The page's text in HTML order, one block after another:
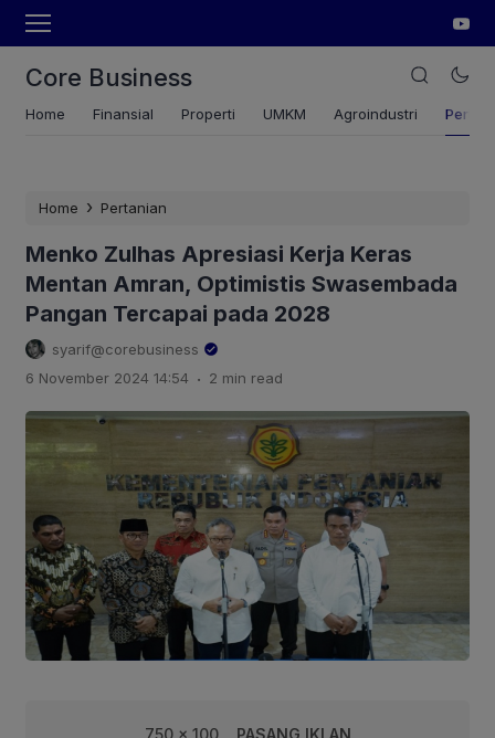
Core Business
Home Finansial Properti UMKM Agroindustri
Home › Pertanian
Menko Zulhas Apresiasi Kerja Keras
Mentan Amran, Optimistis Swasembada
Pangan Tercapai pada 2028
syarif@corebusiness
6 November 2024 14:54 . 2 min read
750 x 100 PASANG IKLAN